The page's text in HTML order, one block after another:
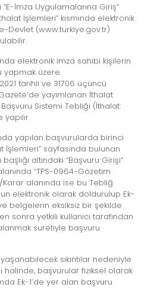
“E-İmza Uygulamalarına Giriş”
İşlemleri” kısmında elektronik
e-Devlet (www.turkiye.gov.tr)
elektronik imza sahibi kişilerin
yapmak üzere
tarihli ve 31706 üçüncü
yayımlanan İthalat
Sistemi Tebliği (İthalat:
yapılan başvurularda birinci
İşlemleri” sayfasında bulunan
altındaki “Başvuru Girişi”
“TPS-0964-Gözetim
Karar alanında ise bu Tebliğ
elektronik olarak doldurulup Ek-
belgelerin eksiksiz bir şekilde
sonra yetkili kullanıcı tarafından
suretiyle başvuru
sıkıntılar nedeniyle
halinde, başvurular fiziksel olarak
Ek-1’de yer alan başvuru